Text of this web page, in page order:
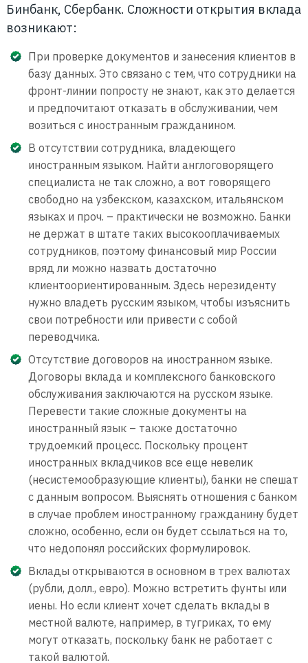
Бинбанк, Сбербанк. Сложности открытия вклада
возникают:
При проверке документов и занесения клиентов в
базу данных. Это связано с тем, что сотрудники на
фронт-линии попросту не знают, как это делается
и предпочитают отказать в обслуживании, чем
возиться с иностранным гражданином.
В отсутствии сотрудника, владеющего
иностранным языком. Найти англоговорящего
специалиста не так сложно, а вот говорящего
свободно на узбекском, казахском, итальянском
языках и проч. – практически не возможно. Банки
не держат в штате таких высокооплачиваемых
сотрудников, поэтому финансовый мир России
вряд ли можно назвать достаточно
клиентоориентированным. Здесь нерезиденту
нужно владеть русским языком, чтобы изъяснить
свои потребности или привести с собой
переводчика.
Отсутствие договоров на иностранном языке.
Договоры вклада и комплексного банковского
обслуживания заключаются на русском языке.
Перевести такие сложные документы на
иностранный язык – также достаточно
трудоемкий процесс. Поскольку процент
иностранных вкладчиков все еще невелик
(несистемообразующие клиенты), банки не спешат
с данным вопросом. Выяснять отношения с банком
в случае проблем иностранному гражданину будет
сложно, особенно, если он будет ссылаться на то,
что недопонял российских формулировок.
Вклады открываются в основном в трех валютах
(рубли, долл., евро). Можно встретить фунты или
иены. Но если клиент хочет сделать вклады в
местной валюте, например, в тугриках, то ему
могут отказать, поскольку банк не работает с
такой валютой.